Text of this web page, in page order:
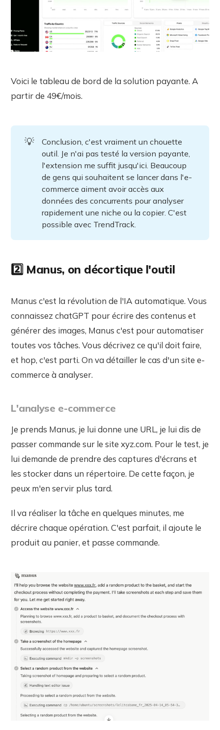
Voici le tableau de bord de la solution payante. A
partir de 49€/mois.
💡
Conclusion, c'est vraiment un chouette
outil. Je n'ai pas testé la version payante,
l'extension me suffit jusqu'ici. Beaucoup
de gens qui souhaitent se lancer dans l'e-
commerce aiment avoir accès aux
données des concurrents pour analyser
rapidement une niche ou la copier. C'est
possible avec TrendTrack.
2️⃣ Manus, on décortique l'outil
Manus c'est la révolution de l'IA automatique. Vous
connaissez chatGPT pour écrire des contenus et
générer des images, Manus c'est pour automatiser
toutes vos tâches. Vous décrivez ce qu'il doit faire,
et hop, c'est parti. On va détailler le cas d'un site e-
commerce à analyser.
L'analyse e-commerce
Je prends Manus, je lui donne une URL, je lui dis de
passer commande sur le site xyz.com. Pour le test, je
lui demande de prendre des captures d'écrans et
les stocker dans un répertoire. De cette façon, je
peux m'en servir plus tard.
Il va réaliser la tâche en quelques minutes, me
décrire chaque opération. C'est parfait, il ajoute le
produit au panier, et passe commande.